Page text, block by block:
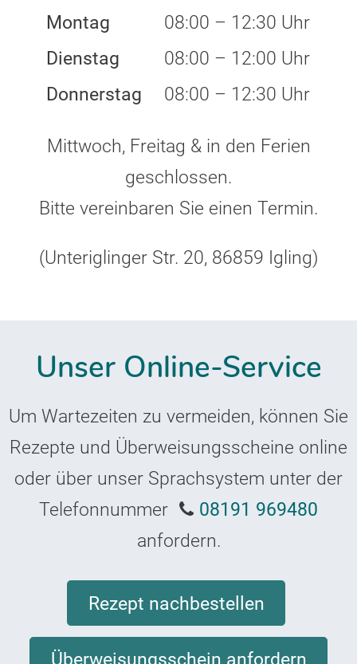
Montag
08:00 – 12:30 Uhr
Dienstag
08:00 – 12:00 Uhr
Donnerstag
08:00 – 12:30 Uhr
Mittwoch, Freitag & in den Ferien
geschlossen.
Bitte vereinbaren Sie einen Termin.
(Unteriglinger Str. 20, 86859 Igling)
Unser Online-Service
Um Wartezeiten zu vermeiden, können Sie
Rezepte und Überweisungsscheine online
oder über unser Sprachsystem unter der
Telefonnummer
08191 969480
anfordern.
Rezept nachbestellen
Überweisungsschein anfordern